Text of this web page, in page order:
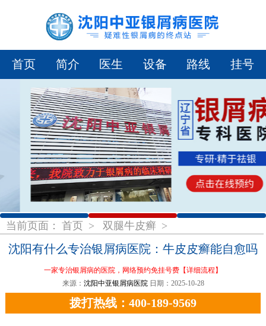
首页 简介 医生 设备 路线 挂号
1 2 3
当前页面： 首页 > 双腿牛皮癣 >
沈阳有什么专治银屑病医院：牛皮皮癣能自愈吗
一家专治银屑病的医院，网络预约免挂号费 【详细流程】
来源： 沈阳中亚银屑病医院 日期：2025-10-28
拨打热线：400-189-9569